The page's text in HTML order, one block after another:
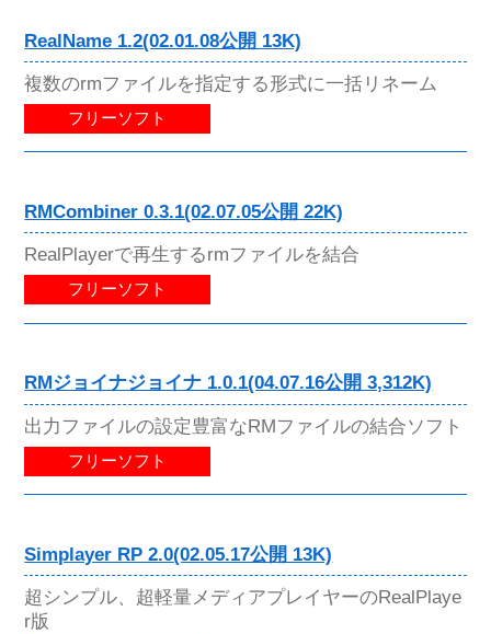
RealName 1.2(02.01.08公開 13K)
複数のrmファイルを指定する形式に一括リネーム
フリーソフト
RMCombiner 0.3.1(02.07.05公開 22K)
RealPlayerで再生するrmファイルを結合
フリーソフト
RMジョイナジョイナ 1.0.1(04.07.16公開 3,312K)
出力ファイルの設定豊富なRMファイルの結合ソフト
フリーソフト
Simplayer RP 2.0(02.05.17公開 13K)
超シンプル、超軽量メディアプレイヤーのRealPlaye
r版